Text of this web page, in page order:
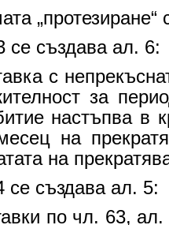
„протезиране“
се създава ал. 6:
с
за
настъпва в
на
на
се създава ал. 5:
по чл. 63,